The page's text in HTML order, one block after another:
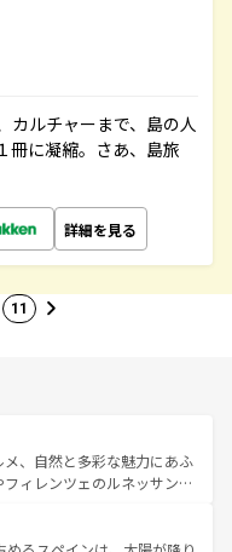
カルチャーまで、島の人
冊に凝縮。さあ、島旅
詳細を見る
11
、自然と多彩な魅力にあふ
ィレンツェのルネッサンス
風景やアマルフィ海岸の絶
。観光の合間には、本場の